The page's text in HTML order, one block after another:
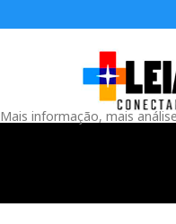
Mais informação, mais